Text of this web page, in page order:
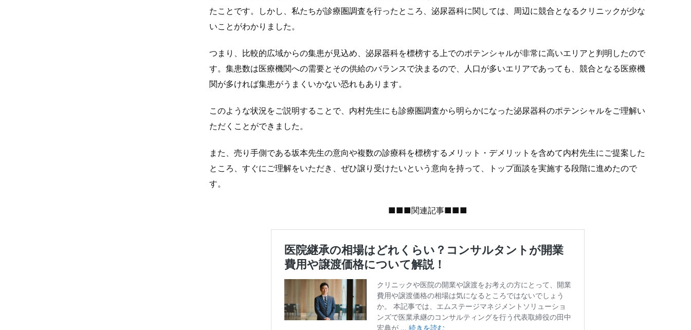
たことです。しかし、私たちが診療圏調査を行ったところ、泌尿器科に関しては、周辺に競合となるクリニックが少な
いことがわかりました。
つまり、比較的広域からの集患が見込め、泌尿器科を標榜する上でのポテンシャルが非常に高いエリアと判明したので
す。集患数は医療機関への需要とその供給のバランスで決まるので、人口が多いエリアであっても、競合となる医療機
関が多ければ集患がうまくいかない恐れもあります。
このような状況をご説明することで、内村先生にも診療圏調査から明らかになった泌尿器科のポテンシャルをご理解い
ただくことができました。
また、売り手側である坂本先生の意向や複数の診療科を標榜するメリット・デメリットを含めて内村先生にご提案した
ところ、すぐにご理解をいただき、ぜひ譲り受けたいという意向を持って、トップ面談を実施する段階に進めたので
す。
■■■関連記事■■■